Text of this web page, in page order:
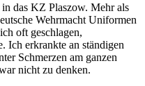
das KZ Plaszow. Mehr als
Wehrmacht Uniformen
oft geschlagen,
Ich erkrankte an ständigen
Schmerzen am ganzen
nicht zu denken.